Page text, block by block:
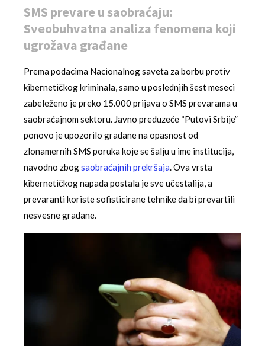
SMS prevare u saobraćaju:
Sveobuhvatna analiza fenomena koji
ugrožava građane
Prema podacima Nacionalnog saveta za borbu protiv
kibernetičkog kriminala, samo u poslednjih šest meseci
zabeleženo je preko 15.000 prijava o SMS prevarama u
saobraćajnom sektoru. Javno preduzeće “Putovi Srbije”
ponovo je upozorilo građane na opasnost od
zlonamernih SMS poruka koje se šalju u ime institucija,
navodno zbogsaobraćajnih prekršaja. Ova vrsta
kibernetičkog napada postala je sve učestalija, a
prevaranti koriste sofisticirane tehnike da bi prevartili
nesvesne građane.